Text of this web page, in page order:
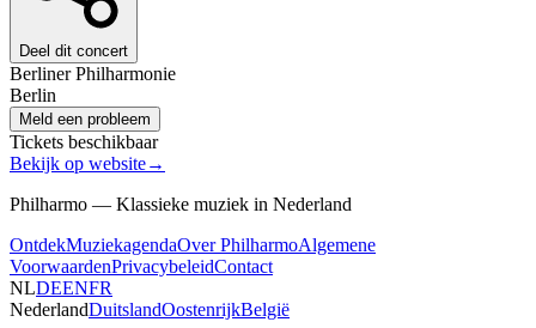
Deel dit concert
Berliner Philharmonie
Berlin
Meld een probleem
Tickets beschikbaar
Bekijk op website→
Philharmo — Klassieke muziek in Nederland
OntdekMuziekagendaOver PhilharmoAlgemene
VoorwaardenPrivacybeleidContact
NLDEENFR
NederlandDuitslandOostenrijkBelgië